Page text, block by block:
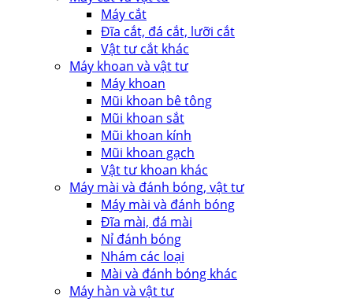
Máy cắt
Đĩa cắt, đá cắt, lưỡi cắt
Vật tư cắt khác
Máy khoan và vật tư
Máy khoan
Mũi khoan bê tông
Mũi khoan sắt
Mũi khoan kính
Mũi khoan gạch
Vật tư khoan khác
Máy mài và đánh bóng, vật tư
Máy mài và đánh bóng
Đĩa mài, đá mài
Nỉ đánh bóng
Nhám các loại
Mài và đánh bóng khác
Máy hàn và vật tư